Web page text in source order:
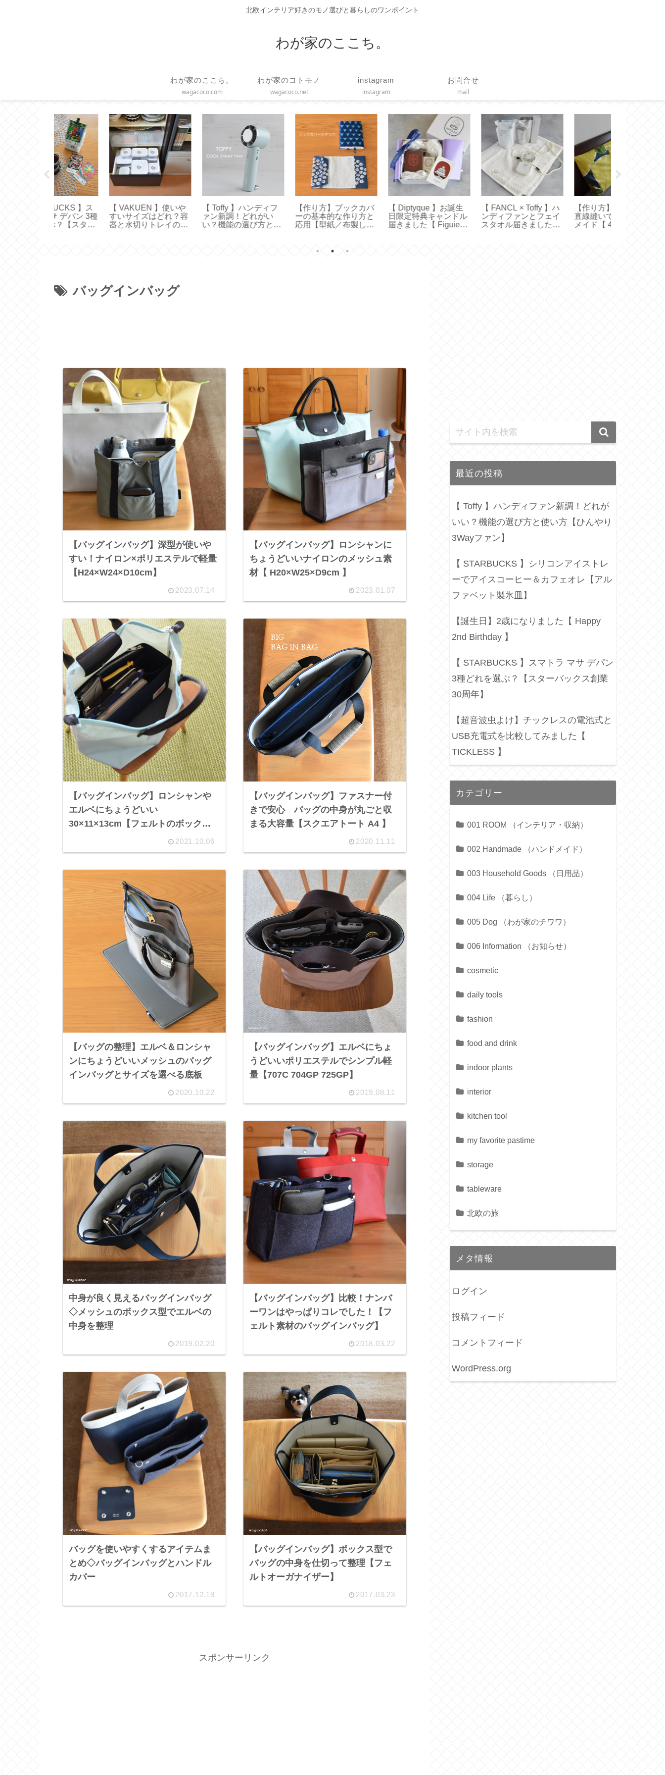
北欧インテリア好きのモノ選びと暮らしのワンポイント
わが家のここち。
わが家のここち。
wagacoco.com
わが家のコトモノ
wagacoco.net
instagram
instagram
お問合せ
mail
【作り方】ブックカバ
ーの基本的な作り方と
応用【型紙／布製しお
【 Diptyque 】お誕生
日限定特典キャンドル
届きました【 Figuier
【 FANCL × Toffy 】ハ
ンディファンとフェイ
スタオル届きました
【作り方】枕カバーは
直線縫いで簡単ハンド
メイド【 43cm×63cm
【オキシクリーン】ア
メリカ版使ってみまし
た！日本版との違い
【コーヒースケール】
タイムモアの便利機能
と使い方【 Black
バッグインバッグ
【バッグインバッグ】深型が使いや
すい！ナイロン×ポリエステルで軽量
【H24×W24×D10cm】
2023.07.14
【バッグインバッグ】ロンシャンに
ちょうどいいナイロンのメッシュ素
材【 H20×W25×D9cm 】
2023.01.07
【バッグインバッグ】ロンシャンや
エルベにちょうどいい
30×11×13cm【フェルトのボックス
2021.10.06
【バッグインバッグ】ファスナー付
きで安心 バッグの中身が丸ごと収
まる大容量【スクエアトート A4 】
2020.11.11
【バッグの整理】エルベ＆ロンシャ
ンにちょうどいいメッシュのバッグ
インバッグとサイズを選べる底板
2020.10.22
【バッグインバッグ】エルベにちょ
うどいいポリエステルでシンプル軽
量【707C 704GP 725GP】
2019.08.11
中身が良く見えるバッグインバッグ
◇メッシュのボックス型でエルベの
中身を整理
2019.02.20
【バッグインバッグ】比較！ナンバ
ーワンはやっぱりコレでした！【フ
ェルト素材のバッグインバッグ】
2018.03.22
バッグを使いやすくするアイテムま
とめ◇バッグインバッグとハンドル
カバー
2017.12.18
【バッグインバッグ】ボックス型で
バッグの中身を仕切って整理【フェ
ルトオーガナイザー】
2017.03.23
スポンサーリンク
最近の投稿
【 Toffy 】ハンディファン新調！どれが
いい？機能の選び方と使い方【ひんやり
3Wayファン】
【 STARBUCKS 】シリコンアイストレ
ーでアイスコーヒー＆カフェオレ【アル
ファベット製氷皿】
【誕生日】2歳になりました【 Happy
2nd Birthday 】
【 STARBUCKS 】スマトラ マサ デパン
3種どれを選ぶ？【スターバックス創業
30周年】
【超音波虫よけ】チックレスの電池式と
USB充電式を比較してみました【
TICKLESS 】
カテゴリー
001 ROOM （インテリア・収納）
002 Handmade （ハンドメイド）
003 Household Goods （日用品）
004 Life （暮らし）
005 Dog （わが家のチワワ）
006 Information （お知らせ）
cosmetic
daily tools
fashion
food and drink
indoor plants
interior
kitchen tool
my favorite pastime
storage
tableware
北欧の旅
メタ情報
ログイン
投稿フィード
コメントフィード
WordPress.org